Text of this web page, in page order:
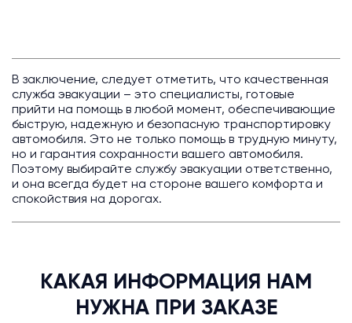
В заключение, следует отметить, что качественная
служба эвакуации – это специалисты, готовые
прийти на помощь в любой момент, обеспечивающие
быструю, надежную и безопасную транспортировку
автомобиля. Это не только помощь в трудную минуту,
но и гарантия сохранности вашего автомобиля.
Поэтому выбирайте службу эвакуации ответственно,
и она всегда будет на стороне вашего комфорта и
спокойствия на дорогах.
КАКАЯ ИНФОРМАЦИЯ НАМ
НУЖНА ПРИ ЗАКАЗЕ